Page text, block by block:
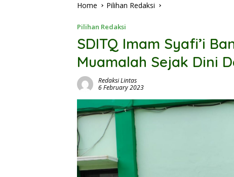
Home Pilihan Redaksi
Pilihan Redaksi
SDITQ Imam Syafi’i
Muamalah Sejak Dini
Redaksi Lintas
6 February 2023